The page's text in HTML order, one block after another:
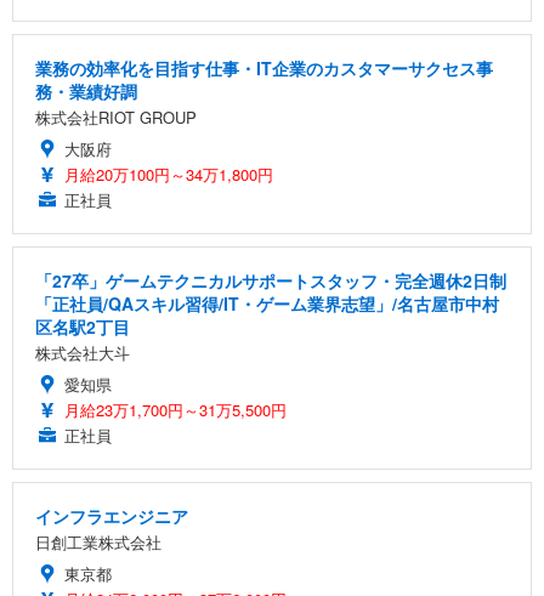
業務の効率化を目指す仕事・IT企業のカスタマーサクセス事
務・業績好調
株式会社RIOT GROUP
大阪府
月給20万100円～34万1,800円
正社員
「27卒」ゲームテクニカルサポートスタッフ・完全週休2日制
「正社員/QAスキル習得/IT・ゲーム業界志望」/名古屋市中村
区名駅2丁目
株式会社大斗
愛知県
月給23万1,700円～31万5,500円
正社員
インフラエンジニア
日創工業株式会社
東京都